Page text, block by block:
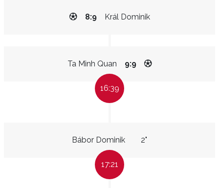
Král Dominik
8:9
Ta Minh Quan 9:9
16:39
Bábor Dominik 2"
17:21